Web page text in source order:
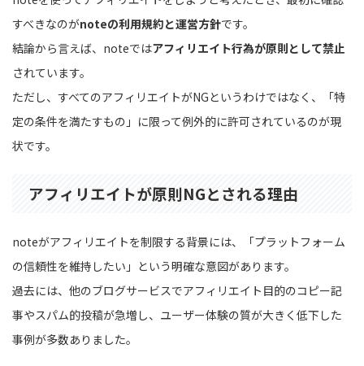
すべきなのがnoteの利用規約と運営方針です。
結論から言えば、noteではアフィリエイト行為が原則として禁止
されています。
ただし、すべてのアフィリエイトがNGというわけではなく、「特
定の条件を満たすもの」に限って例外的に許可されているのが現
状です。
アフィリエイトが原則NGとされる理由
noteがアフィリエイトを制限する背景には、「プラットフォーム
の信頼性を維持したい」という明確な意図があります。
過去には、他のブログサービスでアフィリエイト目的のコピー記
事やスパム的投稿が急増し、ユーザー体験の質が大きく低下した
事例が多数ありました。